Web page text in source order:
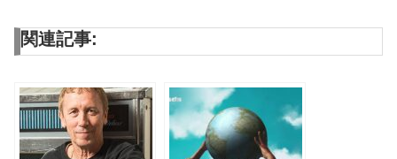
関連記事: